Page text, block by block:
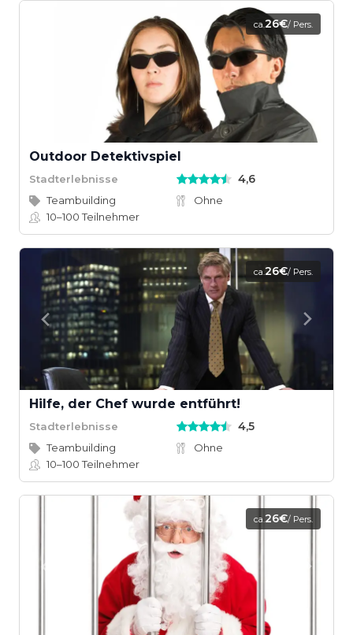
ca.26€/ Pers.
Outdoor Detektivspiel
Stadterlebnisse 4,6
Teambuilding
Ohne
10–100Teilnehmer
ca.26€/ Pers.
Hilfe, der Chef wurde entführt!
Stadterlebnisse 4,5
Teambuilding
Ohne
10–100Teilnehmer
ca.26€/ Pers.